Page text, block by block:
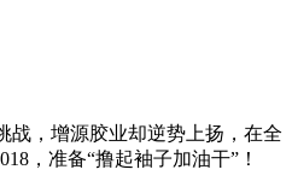
战，增源胶业却逆势上扬，在全
，准备“撸起袖子加油干”！